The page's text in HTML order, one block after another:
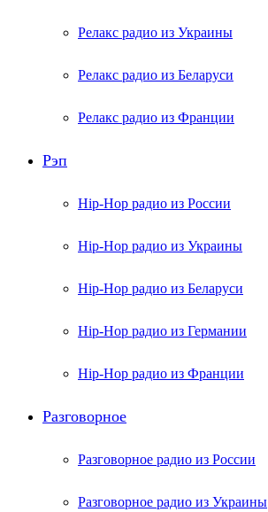
Релакс радио из Украины
Релакс радио из Беларуси
Релакс радио из Франции
Рэп
Hip-Hop радио из России
Hip-Hop радио из Украины
Hip-Hop радио из Беларуси
Hip-Hop радио из Германии
Hip-Hop радио из Франции
Разговорное
Разговорное радио из России
Разговорное радио из Украины